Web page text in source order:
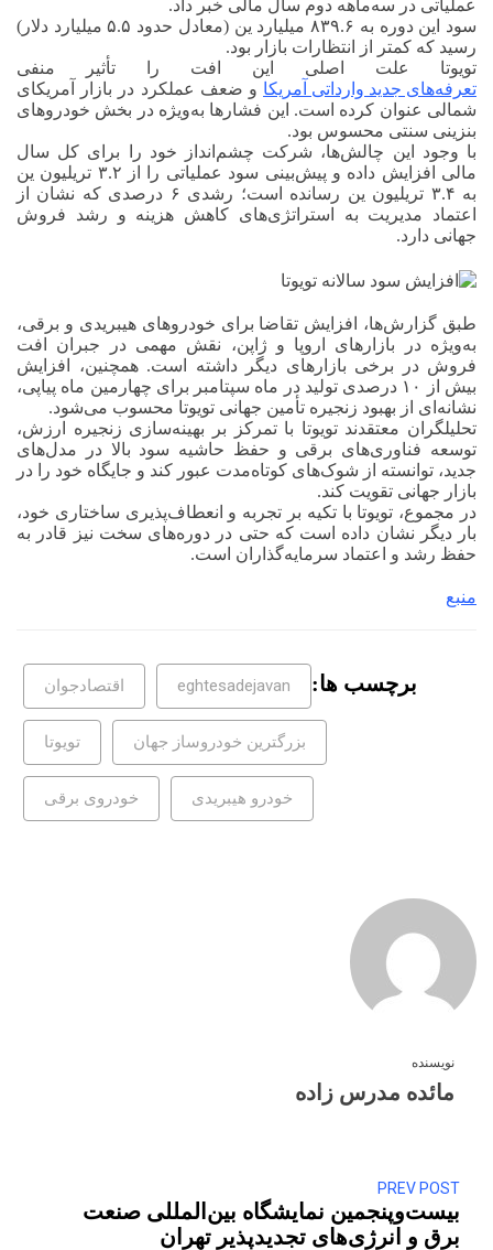
عملیاتی در سه‌ماهه دوم سال مالی خبر داد.
سود این دوره به ۸۳۹.۶ میلیارد ین (معادل حدود ۵.۵ میلیارد دلار)
رسید که کمتر از انتظارات بازار بود.
تویوتا علت اصلی این افت را تأثیر منفی
تعرفه‌های جدید وارداتی آمریکا و ضعف عملکرد در بازار آمریکای
شمالی عنوان کرده است. این فشارها به‌ویژه در بخش خودروهای
بنزینی سنتی محسوس بود.
با وجود این چالش‌ها، شرکت چشم‌انداز خود را برای کل سال
مالی افزایش داده و پیش‌بینی سود عملیاتی را از ۳.۲ تریلیون ین
به ۳.۴ تریلیون ین رسانده است؛ رشدی ۶ درصدی که نشان از
اعتماد مدیریت به استراتژی‌های کاهش هزینه و رشد فروش
جهانی دارد.
طبق گزارش‌ها، افزایش تقاضا برای خودروهای هیبریدی و برقی،
به‌ویژه در بازارهای اروپا و ژاپن، نقش مهمی در جبران افت
فروش در برخی بازارهای دیگر داشته است. همچنین، افزایش
بیش از ۱۰ درصدی تولید در ماه سپتامبر برای چهارمین ماه پیاپی،
نشانه‌ای از بهبود زنجیره تأمین جهانی تویوتا محسوب می‌شود.
تحلیلگران معتقدند تویوتا با تمرکز بر بهینه‌سازی زنجیره ارزش،
توسعه فناوری‌های برقی و حفظ حاشیه سود بالا در مدل‌های
جدید، توانسته از شوک‌های کوتاه‌مدت عبور کند و جایگاه خود را در
بازار جهانی تقویت کند.
در مجموع، تویوتا با تکیه بر تجربه و انعطاف‌پذیری ساختاری خود،
بار دیگر نشان داده است که حتی در دوره‌های سخت نیز قادر به
حفظ رشد و اعتماد سرمایه‌گذاران است.
منبع
برچسب ها: eghtesadejavan اقتصادجوان
بزرگترین خودروساز جهان تویوتا
خودرو هیبریدی خودروی برقی
نویسنده
مائده مدرس زاده
PREV POST
بیست‌وپنجمین نمایشگاه بین‌المللی صنعت
برق و انرژی‌های تجدیدپذیر تهران